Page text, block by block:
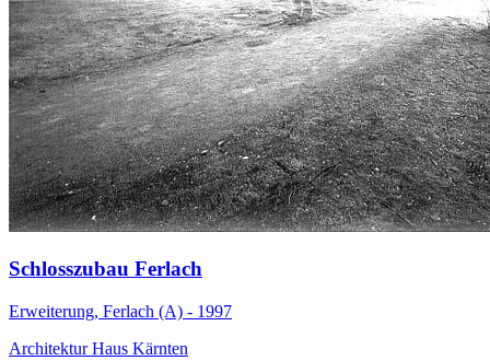
Schlosszubau Ferlach
Erweiterung, Ferlach (A) - 1997
Architektur Haus Kärnten